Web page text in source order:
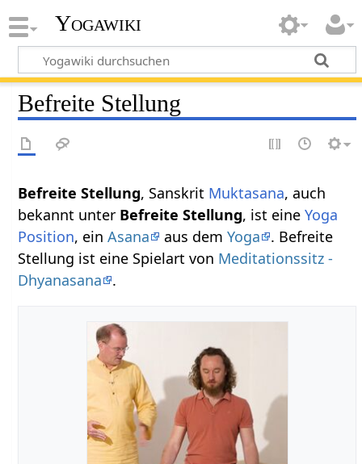
Yogawiki
Befreite Stellung
Befreite Stellung, Sanskrit Muktasana, auch
bekannt unter Befreite Stellung, ist eineYoga
Position, einAsana aus demYoga
. Befreite
Stellung ist eine Spielart von Meditationssitz -
Dhyanasana
.